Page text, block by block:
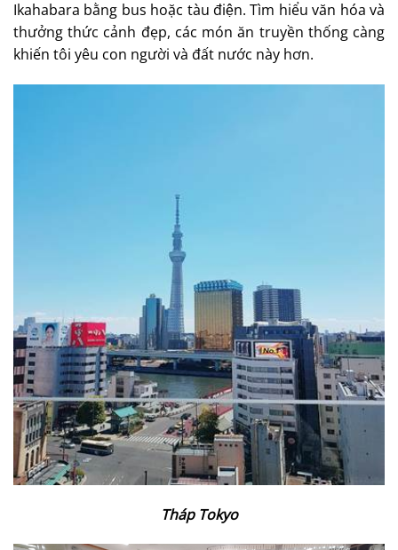
Ikahabara bằng bus hoặc tàu điện. Tìm hiểu văn hóa và
thưởng thức cảnh đẹp, các món ăn truyền thống càng
khiến tôi yêu con người và đất nước này hơn.
Tháp Tokyo